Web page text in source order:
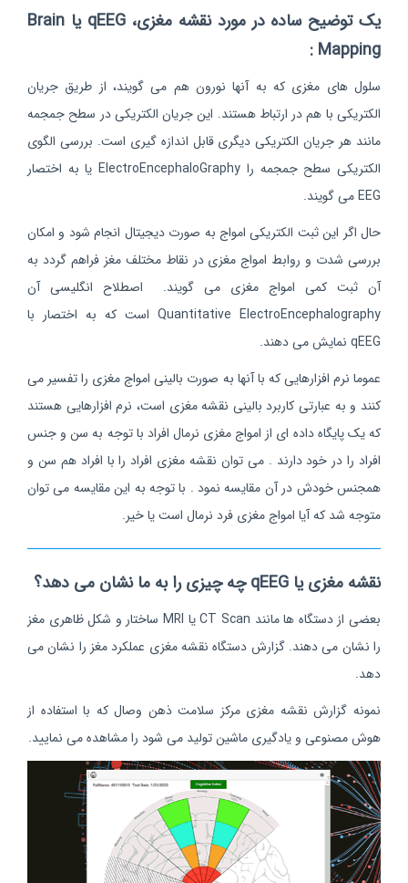
یک توضیح ساده در مورد نقشه مغزی، qEEG یا Brain
Mapping :
سلول های مغزی که به آنها نورون هم می گویند، از طریق جریان
الکتریکی با هم در ارتباط هستند. این جریان الکتریکی در سطح جمجمه
مانند هر جریان الکتریکی دیگری قابل اندازه گیری است. بررسی الگوی
الکتریکی سطح جمجمه را ElectroEncephaloGraphy یا به اختصار
EEG می گویند.
حال اگر این ثبت الکتریکی امواج به صورت دیجیتال انجام شود و امکان
بررسی شدت و روابط امواج مغزی در نقاط مختلف مغز فراهم گردد به
آن ثبت کمی امواج مغزی می گویند. اصطلاح انگلیسی آن
Quantitative ElectroEncephalography است که به اختصار با
qEEG نمایش می دهند.
عموما نرم افزارهایی که با آنها به صورت بالینی امواج مغزی را تفسیر می
کنند و به عبارتی کاربرد بالینی نقشه مغزی است، نرم افزارهایی هستند
که یک پایگاه داده ای از امواج مغزی نرمال افراد با توجه به سن و جنس
افراد را در خود دارند . می توان نقشه مغزی افراد را با افراد هم سن و
همجنس خودش در آن مقایسه نمود . با توجه به این مقایسه می توان
متوجه شد که آیا امواج مغزی فرد نرمال است یا خیر.
نقشه مغزی یا qEEG چه چیزی را به ما نشان می دهد؟
بعضی از دستگاه ها مانند CT Scan یا MRI ساختار و شکل ظاهری مغز
را نشان می دهند. گزارش دستگاه نقشه مغزی عملکرد مغز را نشان می
دهد.
نمونه گزارش نقشه مغزی مرکز سلامت ذهن وصال که با استفاده از
هوش مصنوعی و یادگیری ماشین تولید می شود را مشاهده می نمایید.